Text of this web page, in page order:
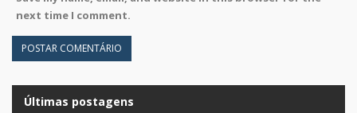
next time I comment.
Últimas postagens